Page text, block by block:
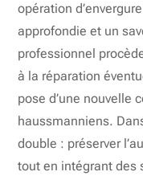
opération
approfondie et un
professionnel
à la réparation
pose d’une nouvelle
haussmanniens.
double : préserver
tout en intégrant des